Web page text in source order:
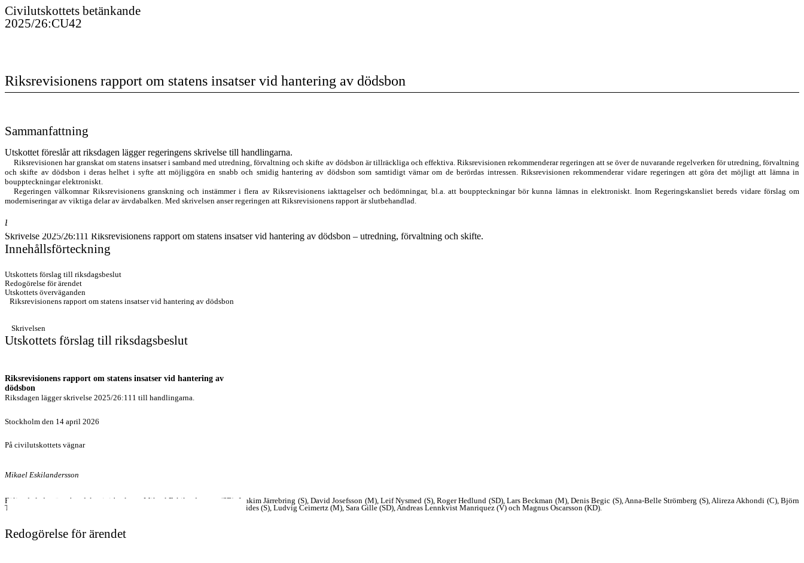
Civilutskottets betänkande
2025/26:CU42
Riksrevisionens rapport om statens insatser vid hantering av dödsbon
Sammanfattning
Utskottet föreslår att riksdagen lägger regeringens skrivelse till handlingarna.
Riksrevisionen har granskat om statens insatser i samband med utredning, förvaltning och skifte av dödsbon är tillräckliga och effektiva. Riksrevisionen rekommenderar regeringen att se över de nuvarande regelverken för utredning, förvaltning
och skifte av dödsbon i deras helhet i syfte att möjliggöra en snabb och smidig hantering av dödsbon som samtidigt värnar om de berördas intressen. Riksrevisionen rekommenderar vidare regeringen att göra det möjligt att lämna in
bouppteckningar elektroniskt.
Regeringen välkomnar Riksrevisionens granskning och instämmer i flera av Riksrevisionens iakttagelser och bedömningar, bl.a. att bouppteckningar bör kunna lämnas in elektroniskt. Inom Regeringskansliet bereds vidare förslag om
moderniseringar av viktiga delar av ärvdabalken. Med skrivelsen anser regeringen att Riksrevisionens rapport är slutbehandlad.
Behandlade förslag
Skrivelse 2025/26:111 Riksrevisionens rapport om statens insatser vid hantering av dödsbon – utredning, förvaltning och skifte.
Innehållsförteckning
Utskottets förslag till riksdagsbeslut
Redogörelse för ärendet
Utskottets överväganden
Riksrevisionens rapport om statens insatser vid hantering av dödsbon
Skrivelsen
Utskottets förslag till riksdagsbeslut
Riksrevisionens rapport om statens insatser vid hantering av
dödsbon
Riksdagen lägger skrivelse 2025/26:111 till handlingarna.
Stockholm den 14 april 2026
På civilutskottets vägnar
Mikael Eskilandersson
Följande ledamöter har deltagit i beslutet: Mikael Eskilandersson (SD), Joakim Järrebring (S), David Josefsson (M), Leif Nysmed (S), Roger Hedlund (SD), Lars Beckman (M), Denis Begic (S), Anna-Belle Strömberg (S), Alireza Akhondi (C), Björn
Tidland (SD), Amanda Palmstierna (MP), Mats Persson (L), Markus Kallifatides (S), Ludvig Ceimertz (M), Sara Gille (SD), Andreas Lennkvist Manriquez (V) och Magnus Oscarsson (KD).
Redogörelse för ärendet